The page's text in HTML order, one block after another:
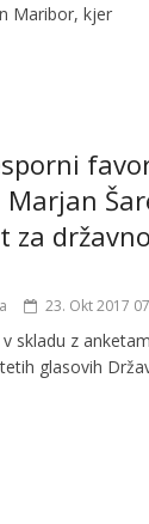
Maribor, kjer
za
23. Okt 2017
skladu z
glasovih